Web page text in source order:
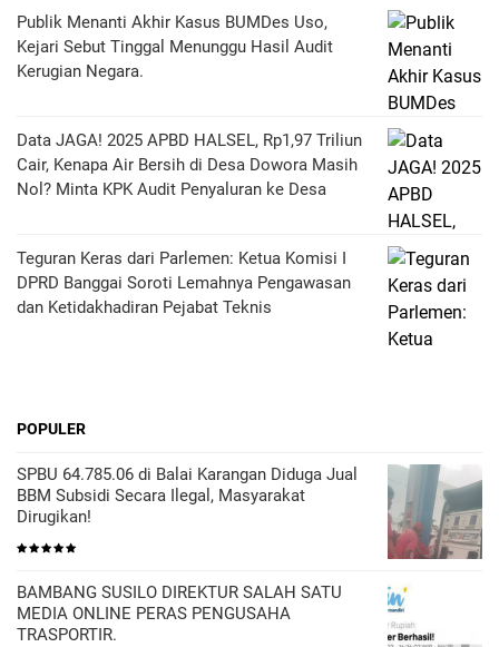
Publik Menanti Akhir Kasus BUMDes Uso,
Kejari Sebut Tinggal Menunggu Hasil Audit
Kerugian Negara.
Data JAGA! 2025 APBD HALSEL, Rp1,97 Triliun
Cair, Kenapa Air Bersih di Desa Dowora Masih
Nol? Minta KPK Audit Penyaluran ke Desa
Teguran Keras dari Parlemen: Ketua Komisi I
DPRD Banggai Soroti Lemahnya Pengawasan
dan Ketidakhadiran Pejabat Teknis
POPULER
SPBU 64.785.06 di Balai Karangan Diduga Jual
BBM Subsidi Secara Ilegal, Masyarakat
Dirugikan!
BAMBANG SUSILO DIREKTUR SALAH SATU
MEDIA ONLINE PERAS PENGUSAHA
TRASPORTIR.